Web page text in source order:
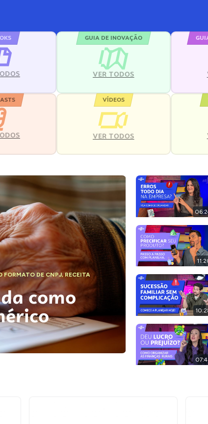
GUIA DE INOVAÇÃO
VER TODOS
VÍDEOS
VER TODOS
FORMATO DE CNPJ,RECEITA
como